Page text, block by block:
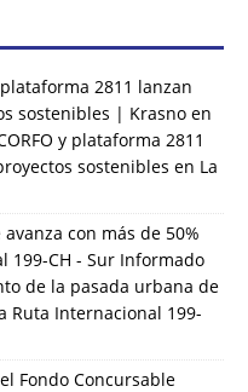
2811 lanzan
sostenibles | Krasno en
y plataforma 2811
sostenibles en La
con más de 50%
199-CH - Sur Informado
de la pasada urbana de
Ruta Internacional 199-
Fondo Concursable